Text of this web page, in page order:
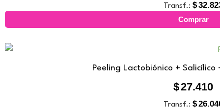
Transf.: $
Comprar
Peeling Lactobiónico +
$27.410
Transf.: $